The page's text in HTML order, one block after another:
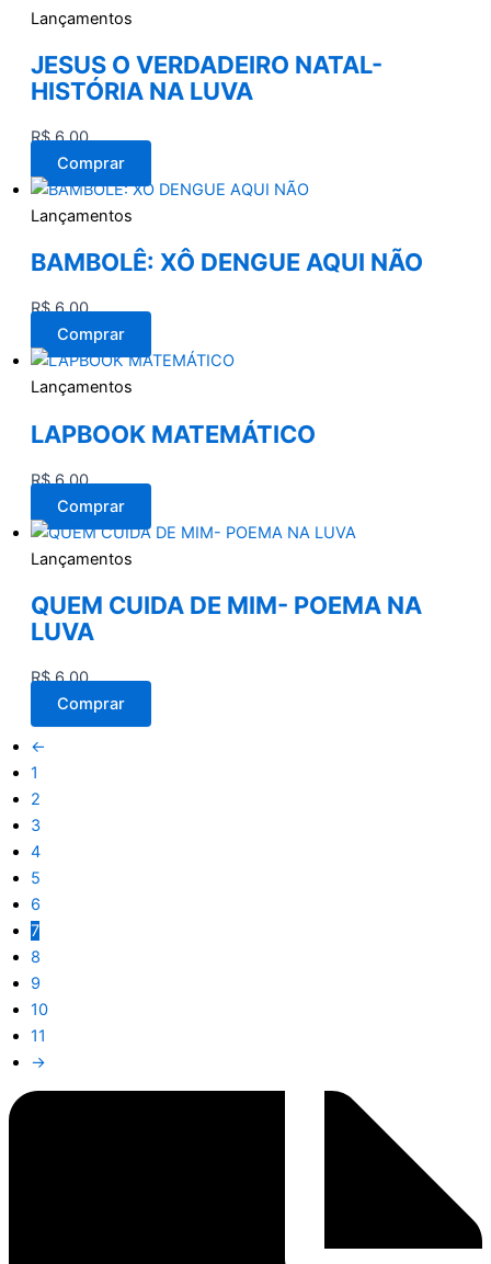
Lançamentos
JESUS O VERDADEIRO NATAL-
HISTÓRIA NA LUVA
R$6,00
Comprar
Lançamentos
BAMBOLÊ: XÔ DENGUE AQUI NÃO
R$6,00
Comprar
Lançamentos
LAPBOOK MATEMÁTICO
R$6,00
Comprar
Lançamentos
QUEM CUIDA DE MIM- POEMA NA
LUVA
R$6,00
Comprar
←
1
2
3
4
5
6
7
8
9
10
11
→